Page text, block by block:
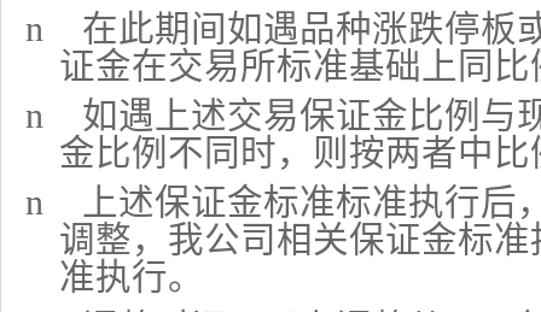
n
在此期间如遇品种涨跌停板
证金在交易所标准基础上同比
n
如遇上述交易保证金比例与
金比例不同时，则按两者中
n
上述保证金标准标准执行后
调整，我公司相关保证金标
准执行。